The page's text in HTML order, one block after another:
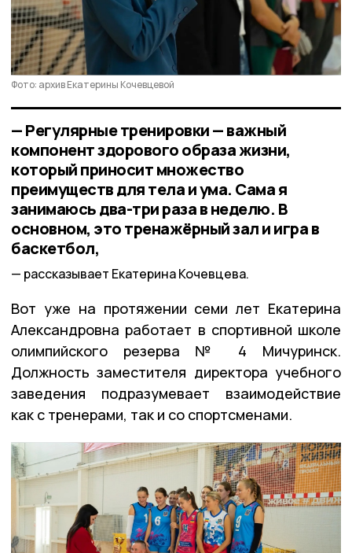
Фото: архив Екатерины Кочевцевой
— Регулярные тренировки — важный
компонент здорового образа жизни,
который приносит множество
преимуществ для тела и ума. Сама я
занимаюсь два-три раза в неделю. В
основном, это тренажёрный зал и игра в
баскетбол,
рассказывает Екатерина Кочевцева.
Вот уже на протяжении семи лет Екатерина
Александровна работает в спортивной школе
олимпийского резерва № 4 Мичуринск.
Должность заместителя директора учебного
заведения подразумевает взаимодействие
как с тренерами, так и со спортсменами.